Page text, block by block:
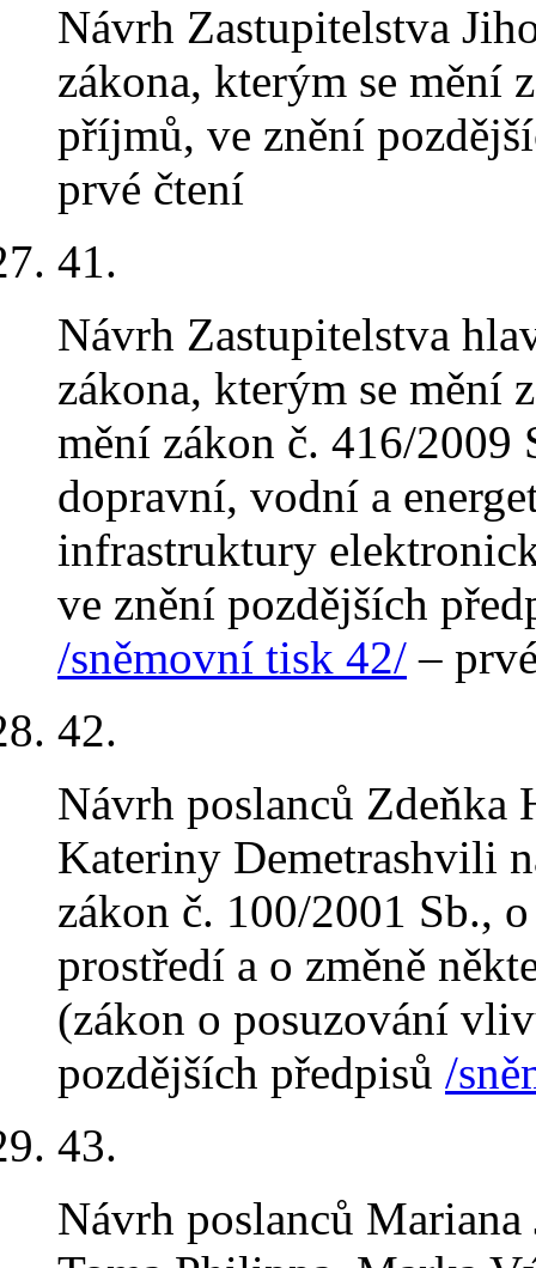
Návrh Zastupitelstva
zákona, kterým se mění
příjmů, ve znění
prvé čtení
41.
Návrh Zastupitelstva
zákona, kterým se mění
mění zákon č. 416/
dopravní, vodní a
infrastruktury
ve znění pozdějších
/sněmovní tisk 42/ –
42.
Návrh poslanců Zdeňka
Kateriny Demetrashvili
zákon č. 100/2001 Sb.,
prostředí a o změně
(zákon o posuzování
pozdějších předpisů /
43.
Návrh poslanců